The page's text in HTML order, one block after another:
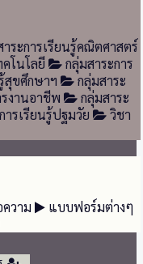
ระการเรียนรู้คณิตศาสตร์
โนโลยี
กลุ่มสาระการ
สุขศึกษาฯ
กลุ่มสาระ
รงานอาชีพ
กลุ่มสาระ
ารเรียนรู้ปฐมวัย
วิชา
วาม
แบบฟอร์มต่างๆ